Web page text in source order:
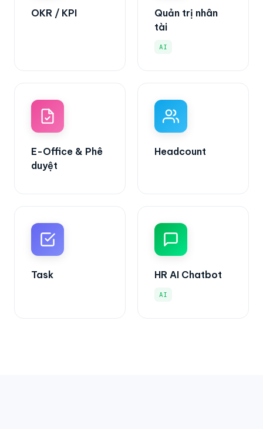
OKR / KPI
Quản trị nhân
tài
AI
E-Office & Phê
duyệt
Headcount
Task HR AI Chatbot
AI